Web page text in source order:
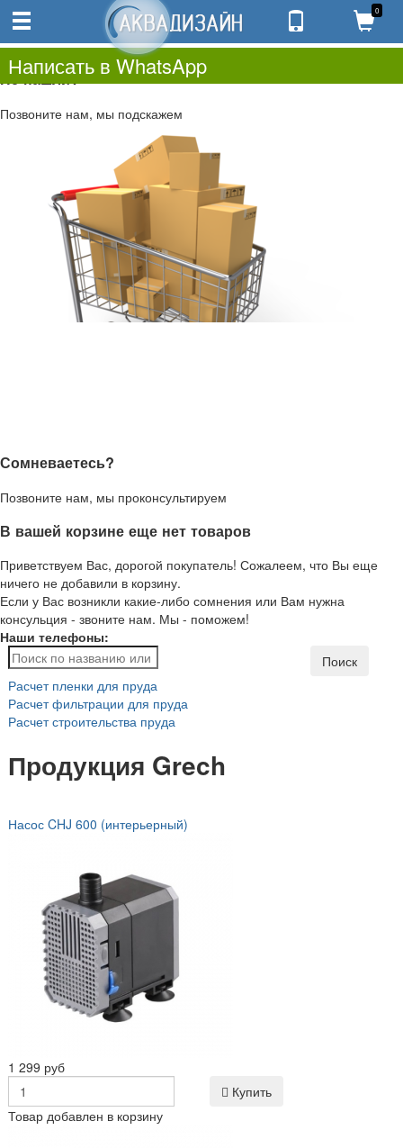
0.00
0
Не нашли?
Позвоните нам, мы подскажем
Сомневаетесь?
Позвоните нам, мы проконсультируем
В вашей корзине еще нет товаров
Приветствуем Вас, дорогой покупатель! Сожалеем, что Вы еще
ничего не добавили в корзину.
Если у Вас возникли какие-либо сомнения или Вам нужна
консульция - звоните нам. Мы - поможем!
Наши телефоны:
0
Написать в WhatsApp
Поиск
Расчет пленки для пруда
Расчет фильтрации для пруда
Расчет строительства пруда
Продукция Grech
Насос CHJ 600 (интерьерный)
1 299 руб
Купить
Товар добавлен в корзину